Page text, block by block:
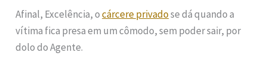
Afinal, Excelência, ocárcere privadose dá quando a
vítima fica presa em um cômodo, sem poder sair, por
dolo do Agente.